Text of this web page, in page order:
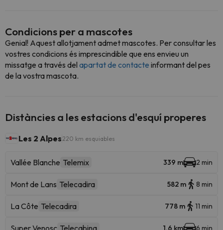
Condicions per a mascotes
Genial! Aquest allotjament admet mascotes. Per consultar les
vostres condicions és imprescindible que ens envieu un
missatge a través del apartat de contacte informant del pes
de la vostra mascota.
Distàncies a les estacions d'esquí properes
Les 2 Alpes 220 km esquiables
Vallée Blanche Telemix 339 m 2 min
Mont de Lans Telecadira 582 m 8 min
La Côte Telecadira 778 m 11 min
Super Venosc Telecabina 1.6 km 6 min